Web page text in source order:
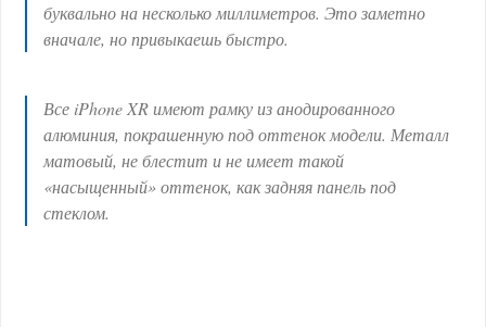
буквально на несколько миллиметров. Это заметно
вначале, но привыкаешь быстро.
Все iPhone XR имеют рамку из анодированного
алюминия, покрашенную под оттенок модели. Металл
матовый, не блестит и не имеет такой
«насыщенный» оттенок, как задняя панель под
стеклом.